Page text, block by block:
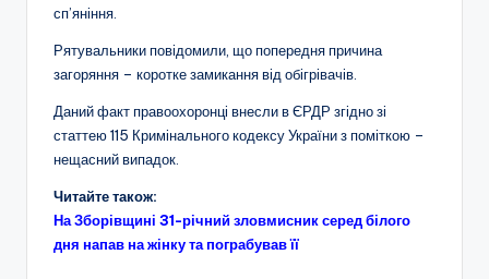
сп’яніння.
Рятувальники повідомили, що попередня причина
загоряння – коротке замикання від обігрівачів.
Даний факт правоохоронці внесли в ЄРДР згідно зі
статтею 115 Кримінального кодексу України з поміткою –
нещасний випадок.
Читайте також:
На Зборівщині 31-річний зловмисник серед білого
дня напав на жінку та пограбував її